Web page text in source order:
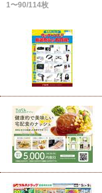
1〜90/114枚